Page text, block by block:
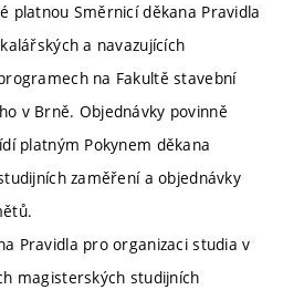
platnou Směrnicí děkana Pravidla
a navazujících
na Fakultě stavební
v Brně. Objednávky povinně
platným Pokynem děkana
zaměření a objednávky
Pravidla pro organizaci studia v
magisterských studijních